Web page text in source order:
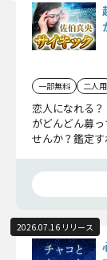
一部無料 二人用
恋人になれる
がどんどん募
せんか？鑑定
2026.07.16 リリース